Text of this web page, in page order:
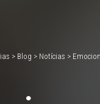
> Blog > Notícias >